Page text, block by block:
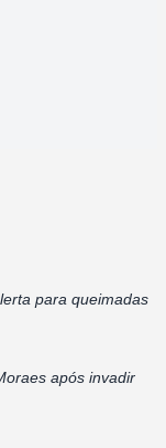
para queimadas
após invadir